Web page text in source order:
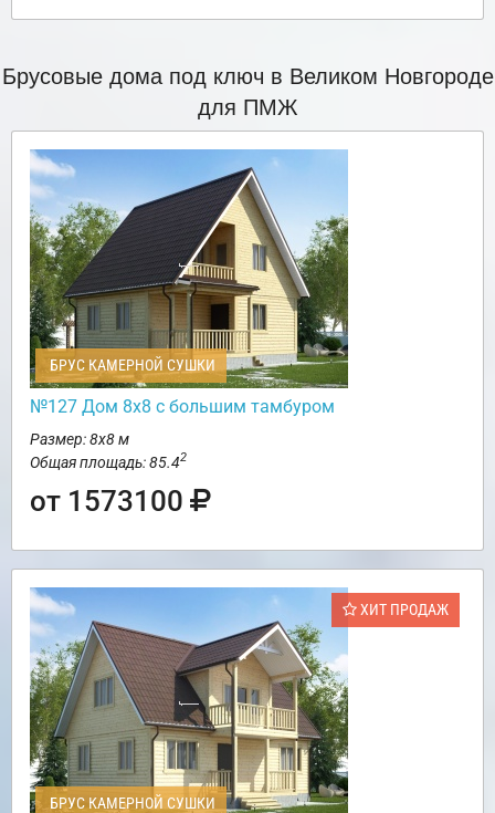
Брусовые дома под ключ в Великом Новгороде
для ПМЖ
БРУС КАМЕРНОЙ СУШКИ
№127 Дом 8х8 с большим тамбуром
Размер: 8х8 м
Общая площадь: 85.42
от 1573100
ХИТ ПРОДАЖ
БРУС КАМЕРНОЙ СУШКИ